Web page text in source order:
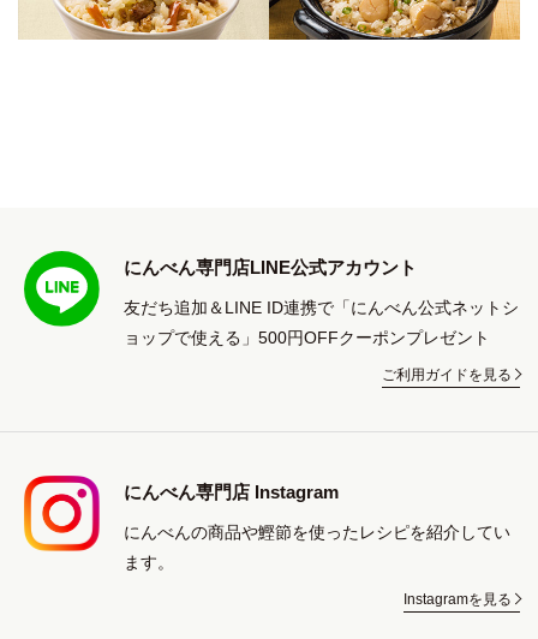
にんべん専門店LINE公式アカウント
友だち追加＆LINE ID連携で「にんべん公式ネットシ
ョップで使える」500円OFFクーポンプレゼント
ご利用ガイドを見る
にんべん専門店 Instagram
にんべんの商品や鰹節を使ったレシピを紹介してい
ます。
Instagramを見る